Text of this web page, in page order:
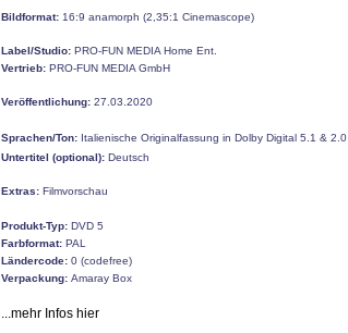
Bildformat: 16:9 anamorph (2,35:1 Cinemascope)
Label/Studio: PRO-FUN MEDIA Home Ent.
Vertrieb: PRO-FUN MEDIA GmbH
Veröffentlichung: 27.03.2020
Sprachen/Ton: Italienische Originalfassung in Dolby Digital 5.1 & 2.0
Untertitel (optional): Deutsch
Extras: Filmvorschau
Produkt-Typ: DVD 5
Farbformat: PAL
Ländercode: 0 (codefree)
Verpackung: Amaray Box
...mehr Infos hier